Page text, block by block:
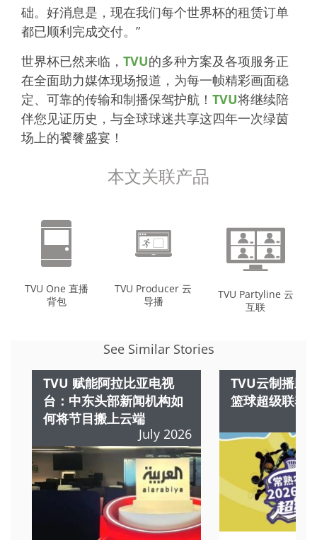
础。好消息是，现在我们每个世界杯的租赁订单
都已顺利完成交付。”
世界杯已然来临， TVU的多种方案及各项服务正
在全面助力媒体现场报道，为每一帧精彩画面稳
定、可靠的传输和制播保驾护航！ TVU将继续陪
伴您见证历史，与全球球迷共享这四年一次绿茵
场上的饕餮盛宴！
本文关联产品
TVU One 直播
背包
TVU Producer 云
导播
TVU Partyline 云
互联
See Similar Stories
TVU 赋能阿拉比亚电视
台：中东头部新闻机构如
何将节目搬上云端
July 2026
TVU云制播助
篮球超级联赛